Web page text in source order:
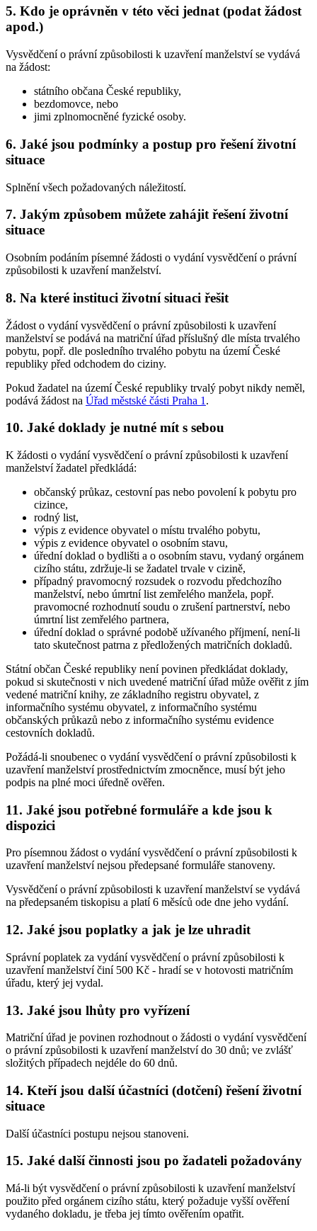
5. Kdo je oprávněn v této věci jednat (podat žádost
apod.)
Vysvědčení o právní způsobilosti k uzavření manželství se vydává
na žádost:
státního občana České republiky,
bezdomovce, nebo
jimi zplnomocněné fyzické osoby.
6. Jaké jsou podmínky a postup pro řešení životní
situace
Splnění všech požadovaných náležitostí.
7. Jakým způsobem můžete zahájit řešení životní
situace
Osobním podáním písemné žádosti o vydání vysvědčení o právní
způsobilosti k uzavření manželství.
8. Na které instituci životní situaci řešit
Žádost o vydání vysvědčení o právní způsobilosti k uzavření
manželství se podává na matriční úřad příslušný dle místa trvalého
pobytu, popř. dle posledního trvalého pobytu na území České
republiky před odchodem do ciziny.
Pokud žadatel na území České republiky trvalý pobyt nikdy neměl,
podává žádost na Úřad městské části Praha 1 .
10. Jaké doklady je nutné mít s sebou
K žádosti o vydání vysvědčení o právní způsobilosti k uzavření
manželství žadatel předkládá:
občanský průkaz, cestovní pas nebo povolení k pobytu pro
cizince,
rodný list,
výpis z evidence obyvatel o místu trvalého pobytu,
výpis z evidence obyvatel o osobním stavu,
úřední doklad o bydlišti a o osobním stavu, vydaný orgánem
cizího státu, zdržuje-li se žadatel trvale v cizině,
případný pravomocný rozsudek o rozvodu předchozího
manželství, nebo úmrtní list zemřelého manžela, popř.
pravomocné rozhodnutí soudu o zrušení partnerství, nebo
úmrtní list zemřelého partnera,
úřední doklad o správné podobě užívaného příjmení, není-li
tato skutečnost patrna z předložených matričních dokladů.
Státní občan České republiky není povinen předkládat doklady,
pokud si skutečnosti v nich uvedené matriční úřad může ověřit z jím
vedené matriční knihy, ze základního registru obyvatel, z
informačního systému obyvatel, z informačního systému
občanských průkazů nebo z informačního systému evidence
cestovních dokladů.
Požádá-li snoubenec o vydání vysvědčení o právní způsobilosti k
uzavření manželství prostřednictvím zmocněnce, musí být jeho
podpis na plné moci úředně ověřen.
11. Jaké jsou potřebné formuláře a kde jsou k
dispozici
Pro písemnou žádost o vydání vysvědčení o právní způsobilosti k
uzavření manželství nejsou předepsané formuláře stanoveny.
Vysvědčení o právní způsobilosti k uzavření manželství se vydává
na předepsaném tiskopisu a platí 6 měsíců ode dne jeho vydání.
12. Jaké jsou poplatky a jak je lze uhradit
Správní poplatek za vydání vysvědčení o právní způsobilosti k
uzavření manželství činí 500 Kč - hradí se v hotovosti matričním
úřadu, který jej vydal.
13. Jaké jsou lhůty pro vyřízení
Matriční úřad je povinen rozhodnout o žádosti o vydání vysvědčení
o právní způsobilosti k uzavření manželství do 30 dnů; ve zvlášť
složitých případech nejdéle do 60 dnů.
14. Kteří jsou další účastníci (dotčení) řešení životní
situace
Další účastníci postupu nejsou stanoveni.
15. Jaké další činnosti jsou po žadateli požadovány
Má-li být vysvědčení o právní způsobilosti k uzavření manželství
použito před orgánem cizího státu, který požaduje vyšší ověření
vydaného dokladu, je třeba jej tímto ověřením opatřit.